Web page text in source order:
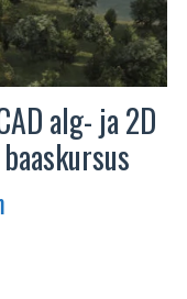
alg- ja 2D